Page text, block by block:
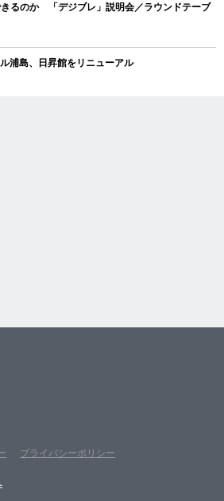
るのか 「デジブレ」説明会／ラウンドテーブ
浦島、日昇館をリニューアル
プライバシーポリシー